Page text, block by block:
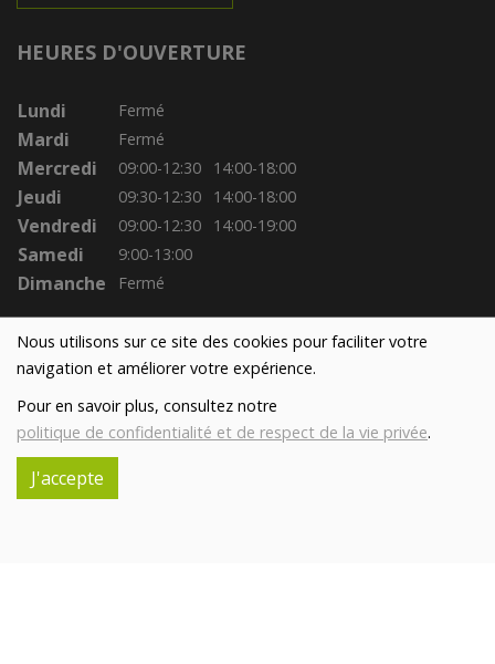
Nous utilisons sur ce site des cookies pour faciliter votre
navigation et améliorer votre expérience.
Pour en savoir plus, consultez notre
politique de confidentialité et de respect de la vie privée.
J'accepte
HEURES D'OUVERTURE
Lundi Fermé
Mardi Fermé
Mercredi 09:00-12:30 14:00-18:00
Jeudi 09:30-12:30 14:00-18:00
Vendredi 09:00-12:30 14:00-19:00
Samedi 9:00-13:00
Dimanche Fermé